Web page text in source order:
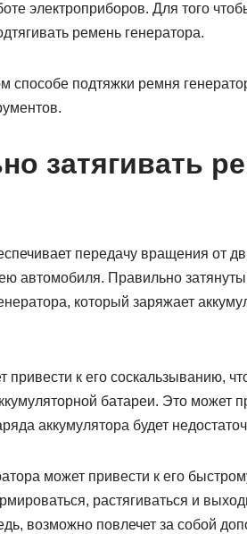
электроприборов. Для того
ремень генератора.
способе подтяжки ремня
затягивать
передачу вращения от
автомобиля. Правильно
который заряжает
к его соскальзыванию,
батареи. Это может
аккумулятора будет
может привести к его
растягиваться и
возможно повлечет за собой